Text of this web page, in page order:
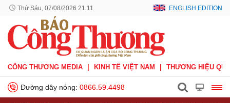
Thứ Sáu, 07/08/2026 21:11 ENGLISH EDITION
CÔNG THƯƠNG MEDIA KINH TẾ VIỆT NAM THƯƠNG HIỆU
Đường dây nóng: 0866.59.4498